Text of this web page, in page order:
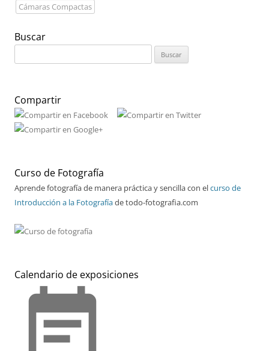
Cámaras Compactas
Buscar
Compartir
Curso de Fotografía
Aprende fotografía de manera práctica y sencilla con elcurso de
Introducción a la Fotografíade todo-fotografia.com
Calendario de exposiciones
event_note